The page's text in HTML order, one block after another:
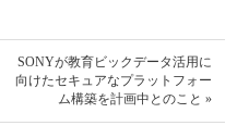
SONYが教育ビックデータ活用に
向けたセキュアなプラットフォー
ム構築を計画中とのこと »